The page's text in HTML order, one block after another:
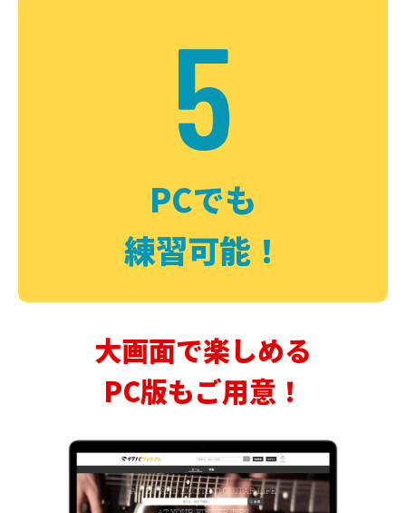
5
PCでも
練習可能！
大画面で楽しめる
PC版もご用意！